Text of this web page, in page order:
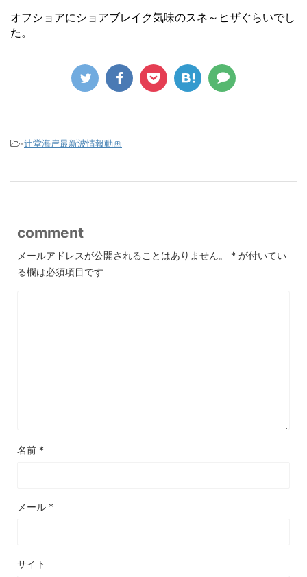
オフショアにショアブレイク気味のスネ～ヒザぐらいでし
た。
-辻堂海岸最新波情報動画
comment
メールアドレスが公開されることはありません。 * が付いてい
る欄は必須項目です
名前 *
メール *
サイト